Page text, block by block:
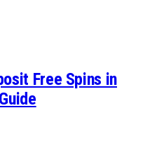
Free Spins in